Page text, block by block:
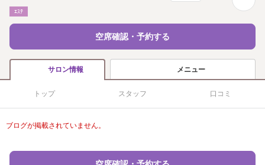
ｴｽﾃ
空席確認・予約する
サロン情報 メニュー
トップ スタッフ 口コミ
ブログが掲載されていません。